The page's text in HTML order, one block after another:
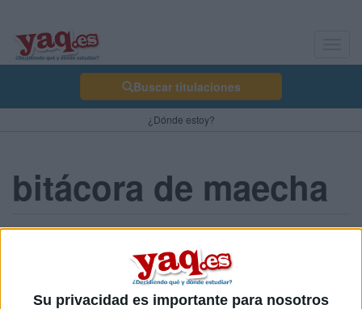
Su privacidad es importante para nosotros
Buscar titulaciones
¿Dónde estoy?
bitácora de maecha
La nueva selectividad.